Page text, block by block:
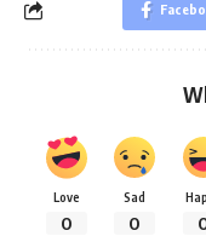
Love
0
Sad
0